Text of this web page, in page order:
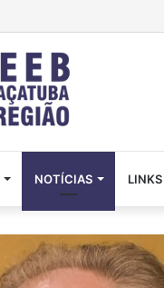
NOTÍCIAS LINKS